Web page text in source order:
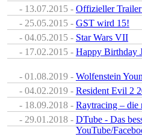
- 13.07.2015 - Offizieller
- 25.05.2015 - GST wird 15!
- 04.05.2015 - Star Wars VII
- 17.02.2015 - Happy Birthday
- 01.08.2019 - Wolfenstein
- 04.02.2019 - Resident Evil 2
- 18.09.2018 - Raytracing – die
- 29.01.2018 - DTube - Das
YouTube/